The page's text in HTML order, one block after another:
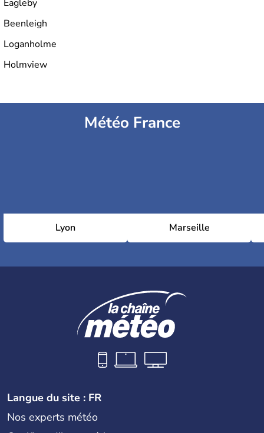
Eagleby
Beenleigh
Loganholme
Holmview
Météo France
Lyon Marseille
Langue du site : FR
Nos experts météo